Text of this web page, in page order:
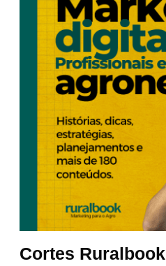
Cortes Ruralbook